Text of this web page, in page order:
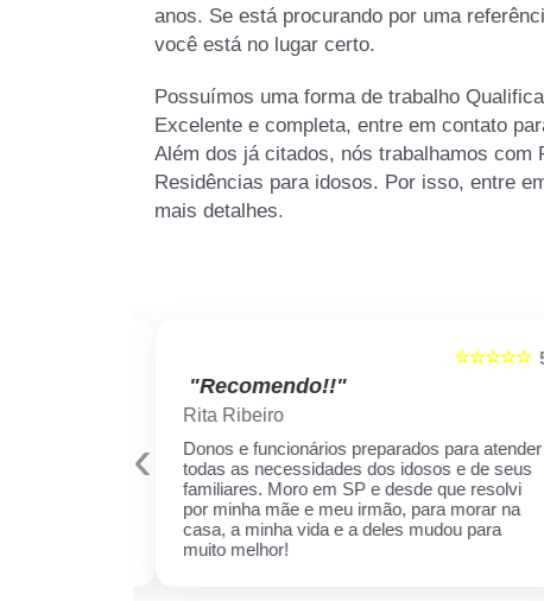
anos. Se está procurando por uma
você está no lugar certo.
Possuímos uma forma de trabalho
Excelente e completa, entre em contato
Além dos já citados, nós trabalhamos com
Residências para idosos. Por isso, entre
mais detalhes.
5
☆☆☆☆☆
"Recomendo!!"
Rita Ribeiro
Donos e funcionários preparados para atender
todas as necessidades dos idosos e de seus
familiares. Moro em SP e desde que resolvi
por minha mãe e meu irmão, para morar na
casa, a minha vida e a deles mudou para
muito melhor!
‹